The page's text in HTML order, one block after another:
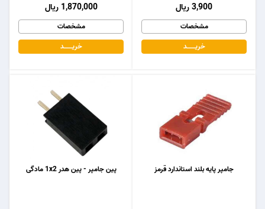
1,870,000 ریال
مشخصات
خریـــــــد
3,900 ریال
مشخصات
خریـــــــد
پین جامپر - پین هدر 1x2 مادگی جامپر پایه بلند استاندارد قرمز